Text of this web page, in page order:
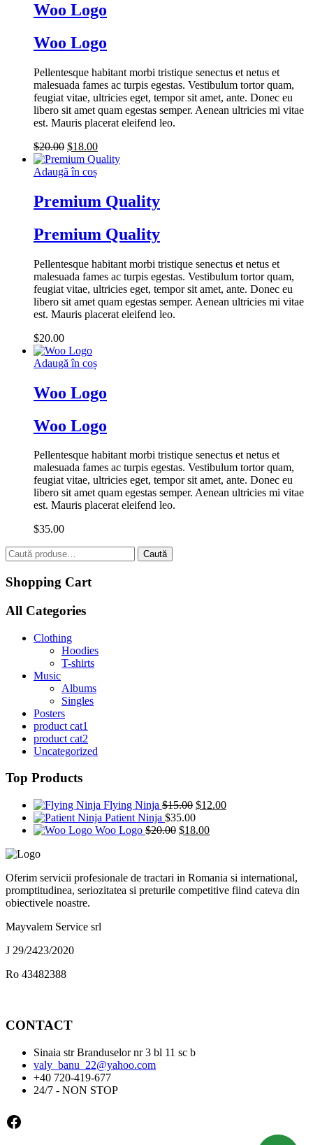
Woo Logo
Woo Logo
Pellentesque habitant morbi tristique senectus et netus et
malesuada fames ac turpis egestas. Vestibulum tortor quam,
feugiat vitae, ultricies eget, tempor sit amet, ante. Donec eu
libero sit amet quam egestas semper. Aenean ultricies mi vitae
est. Mauris placerat eleifend leo.
$20.00 Prețul
inițial
a
$20.00.
$18.00Prețul
curent
Adaugă în coș
Premium Quality
Premium Quality
Pellentesque habitant morbi tristique senectus et netus et
malesuada fames ac turpis egestas. Vestibulum tortor quam,
feugiat vitae, ultricies eget, tempor sit amet, ante. Donec eu
libero sit amet quam egestas semper. Aenean ultricies mi vitae
est. Mauris placerat eleifend leo.
$20.00
Adaugă în coș
Woo Logo
Woo Logo
Pellentesque habitant morbi tristique senectus et netus et
malesuada fames ac turpis egestas. Vestibulum tortor quam,
feugiat vitae, ultricies eget, tempor sit amet, ante. Donec eu
libero sit amet quam egestas semper. Aenean ultricies mi vitae
est. Mauris placerat eleifend leo.
$35.00
Caută
după:
Caută
Shopping Cart
All Categories
Clothing
Hoodies
T-shirts
Music
Albums
Singles
Posters
product cat1
product cat2
Uncategorized
Top Products
Flying Ninja $15.00 Prețul
inițial
a
$12.00Prețul
Patient Ninja $35.00
Woo Logo $20.00 Prețul
$20.00.
$18.00Prețul
Oferim servicii profesionale de tractari in Romania si international,
promptitudinea, seriozitatea si preturile competitive fiind cateva din
obiectivele noastre.
Mayvalem Service srl
J 29/2423/2020
Ro 43482388
CONTACT
Sinaia str Branduselor nr 3 bl 11 sc b
valy_banu_22@yahoo.com
+40 720-419-677
24/7 - NON STOP
Facebook